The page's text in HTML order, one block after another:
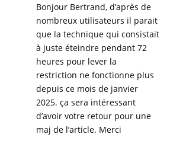
Bonjour Bertrand, d’après de
nombreux utilisateurs il parait
que la technique qui consistait
à juste éteindre pendant 72
heures pour lever la
restriction ne fonctionne plus
depuis ce mois de janvier
2025. ça sera intéressant
d’avoir votre retour pour une
maj de l’article. Merci